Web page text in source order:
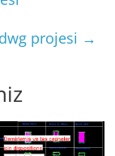
projesi →